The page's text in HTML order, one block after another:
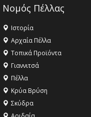
Νομός Πέλλας
Ιστορία
Αρχαία Πέλλα
Τοπικά Προϊόντα
Γιαννιτσά
Πέλλα
Κρύα Βρύση
Σκύδρα